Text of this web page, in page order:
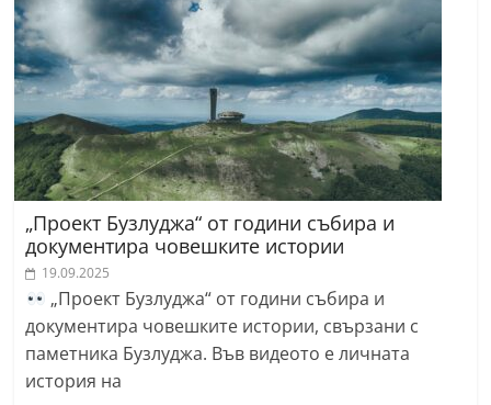
„Проект Бузлуджа“ от години събира и
документира човешките истории
19.09.2025
„Проект Бузлуджа“ от години събира и
документира човешките истории, свързани с
паметника Бузлуджа. Във видеото е личната
история на